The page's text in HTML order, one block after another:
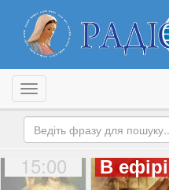
Toggle navigation
15:00 В ефірі